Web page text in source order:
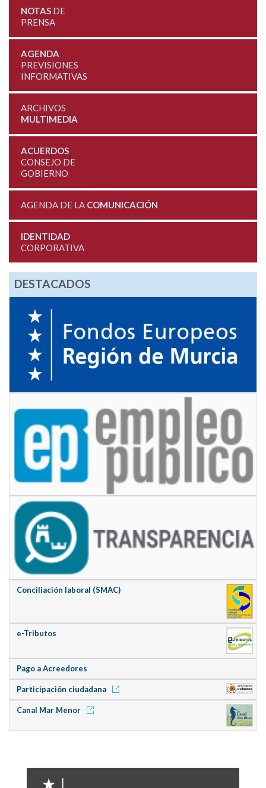
NOTASDE
PRENSA
AGENDA
PREVISIONES
INFORMATIVAS
ARCHIVOS
MULTIMEDIA
ACUERDOS
CONSEJO DE
GOBIERNO
AGENDA DE LA COMUNICACIÓN
IDENTIDAD
CORPORATIVA
DESTACADOS
Conciliación laboral (SMAC)
e-Tributos
Pago a Acreedores
Participación ciudadana
Canal Mar Menor